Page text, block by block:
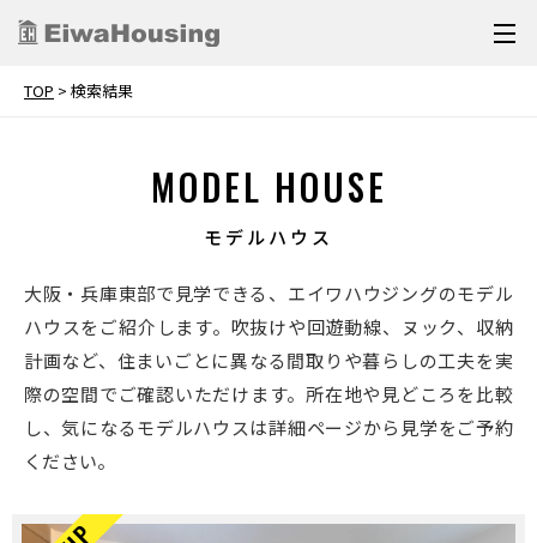
TOP > 検索結果
MODEL HOUSE
モデルハウス
大阪・兵庫東部で見学できる、エイワハウジングのモデル
ハウスをご紹介します。吹抜けや回遊動線、ヌック、収納
計画など、住まいごとに異なる間取りや暮らしの工夫を実
際の空間でご確認いただけます。所在地や見どころを比較
し、気になるモデルハウスは詳細ページから見学をご予約
ください。